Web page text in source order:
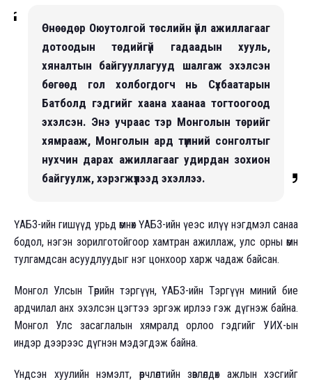
Өнөөдөр Оюутолгой төслийн үйл ажиллагааг
дотоодын төдийгүй гадаадын хууль,
хяналтын байгууллагууд шалгаж эхэлсэн
бөгөөд гол холбогдогч нь Сүхбаатарын
Батболд гэдгийг хаана хаанаа тогтоогоод
эхэлсэн. Энэ учраас тэр Монголын төрийг
хямрааж, Монголын ард түмний сонголтыг
нухчин дарах ажиллагааг удирдан зохион
байгуулж, хэрэгжүүлээд эхэллээ.
ҮАБЗ-ийн гишүүд урьд өмнөх ҮАБЗ-ийн үеэс илүү нэгдмэл санаа
бодол, нэгэн зорилготойгоор хамтран ажиллаж, улс орны өмнө
тулгамдсан асуудлуудыг нэг цонхоор харж чадаж байсан.
Монгол Улсын Төрийн тэргүүн, ҮАБЗ-ийн Тэргүүн миний бие
ардчилал анх эхэлсэн цэгтээ эргэж ирлээ гэж дүгнэж байна.
Монгол Улс засаглалын хямралд орлоо гэдгийг УИХ-ын
индэр дээрээс дүгнэн мэдэгдэж байна.
Үндсэн хуулийн нэмэлт, өөрчлөлтийн зөвлөлдөх ажлын хэсгийг